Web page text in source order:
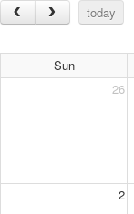
today
Sun
26
2